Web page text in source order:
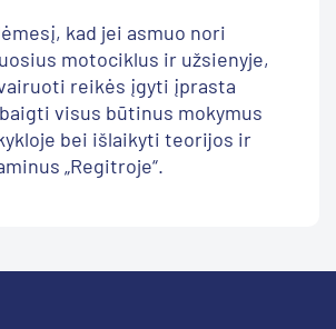
kad jei asmuo nori
motociklus ir užsienyje,
reikės įgyti įprasta
visus būtinus mokymus
bei išlaikyti teorijos ir
„Regitroje“.